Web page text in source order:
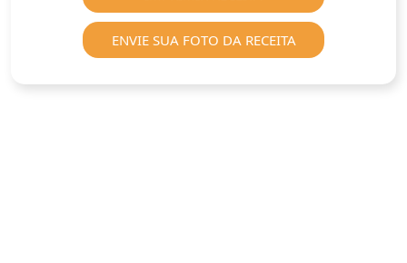
ENVIE SUA FOTO DA RECEITA